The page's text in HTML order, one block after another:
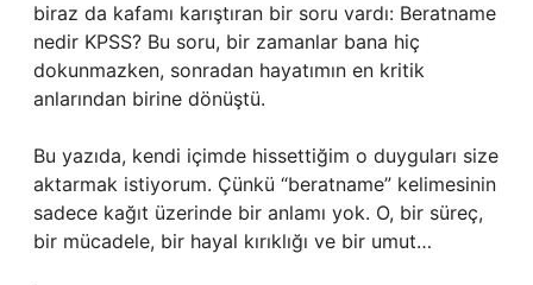
biraz da kafamı karıştıran bir soru vardı: Beratname
nedir KPSS? Bu soru, bir zamanlar bana hiç
dokunmazken, sonradan hayatımın en kritik
anlarından birine dönüştü.
Bu yazıda, kendi içimde hissettiğim o duyguları size
aktarmak istiyorum. Çünkü “beratname” kelimesinin
sadece kağıt üzerinde bir anlamı yok. O, bir süreç,
bir mücadele, bir hayal kırıklığı ve bir umut…